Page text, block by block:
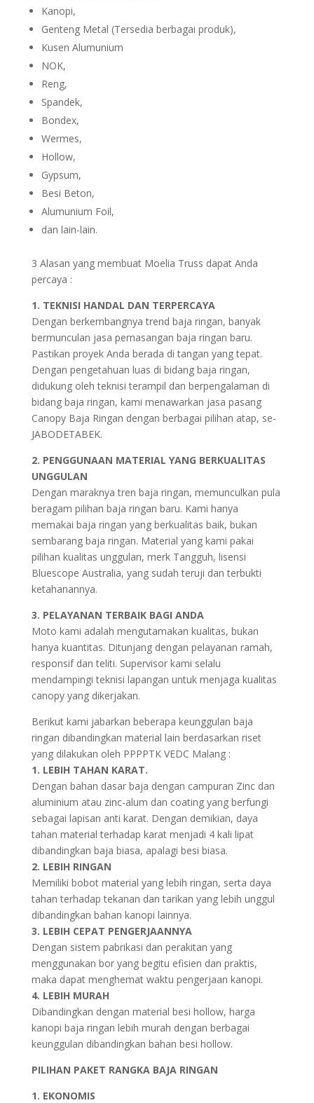
Kanopi,
Genteng Metal (Tersedia berbagai produk),
Kusen Alumunium
NOK,
Reng,
Spandek,
Bondex,
Wermes,
Hollow,
Gypsum,
Besi Beton,
Alumunium Foil,
dan lain-lain.
3 Alasan yang membuat Moelia Truss dapat Anda
percaya :
1. TEKNISI HANDAL DAN TERPERCAYA
Dengan berkembangnya trend baja ringan, banyak
bermunculan jasa pemasangan baja ringan baru.
Pastikan proyek Anda berada di tangan yang tepat.
Dengan pengetahuan luas di bidang baja ringan,
didukung oleh teknisi terampil dan berpengalaman di
bidang baja ringan, kami menawarkan jasa pasang
Canopy Baja Ringan dengan berbagai pilihan atap, se-
JABODETABEK.
2. PENGGUNAAN MATERIAL YANG BERKUALITAS
UNGGULAN
Dengan maraknya tren baja ringan, memunculkan pula
beragam pilihan baja ringan baru. Kami hanya
memakai baja ringan yang berkualitas baik, bukan
sembarang baja ringan. Material yang kami pakai
pilihan kualitas unggulan, merk Tangguh, lisensi
Bluescope Australia, yang sudah teruji dan terbukti
ketahanannya.
3. PELAYANAN TERBAIK BAGI ANDA
Moto kami adalah mengutamakan kualitas, bukan
hanya kuantitas. Ditunjang dengan pelayanan ramah,
responsif dan teliti. Supervisor kami selalu
mendampingi teknisi lapangan untuk menjaga kualitas
canopy yang dikerjakan.
Berikut kami jabarkan beberapa keunggulan baja
ringan dibandingkan material lain berdasarkan riset
yang dilakukan oleh PPPPTK VEDC Malang :
1. LEBIH TAHAN KARAT.
Dengan bahan dasar baja dengan campuran Zinc dan
aluminium atau zinc-alum dan coating yang berfungi
sebagai lapisan anti karat. Dengan demikian, daya
tahan material terhadap karat menjadi 4 kali lipat
dibandingkan baja biasa, apalagi besi biasa.
2. LEBIH RINGAN
Memiliki bobot material yang lebih ringan, serta daya
tahan terhadap tekanan dan tarikan yang lebih unggul
dibandingkan bahan kanopi lainnya.
3. LEBIH CEPAT PENGERJAANNYA
Dengan sistem pabrikasi dan perakitan yang
menggunakan bor yang begitu efisien dan praktis,
maka dapat menghemat waktu pengerjaan kanopi.
4. LEBIH MURAH
Dibandingkan dengan material besi hollow, harga
kanopi baja ringan lebih murah dengan berbagai
keunggulan dibandingkan bahan besi hollow.
PILIHAN PAKET RANGKA BAJA RINGAN
1. EKONOMIS